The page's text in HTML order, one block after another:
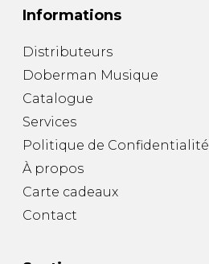
Informations
Distributeurs
Doberman Musique
Catalogue
Services
Politique de Confidentialité
À propos
Carte cadeaux
Contact